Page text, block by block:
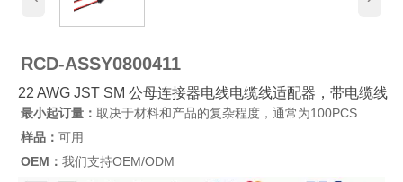
RCD-ASSY0800411
22 AWG JST SM 公母连接器电线电缆线适配器，带电缆线
最小起订量： 取决于材料和产品的复杂程度，通常为100PCS
样品： 可用
OEM： 我们支持OEM/ODM